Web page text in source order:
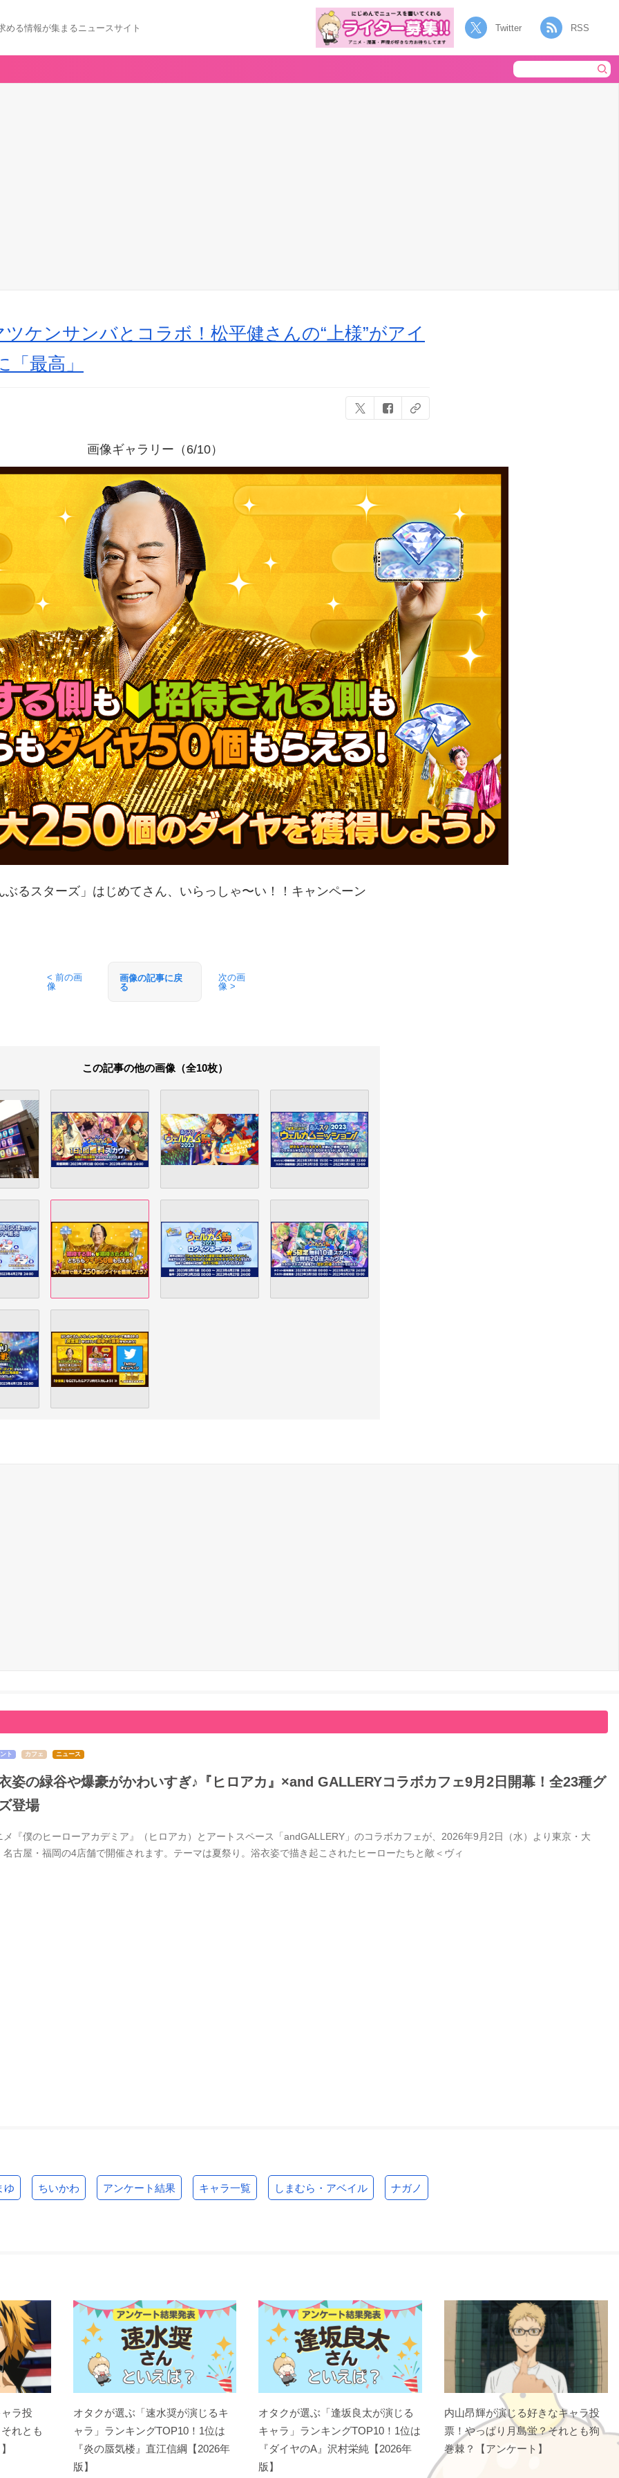
める情報が集まるニュースサイト Twitter RSS
ケンサンバとコラボ！松平健さんの“上様”がアイ
最高」
画像ギャラリー（6/10）
ぶるスターズ」はじめてさん、いらっしゃ〜い！！キャンペーン
< 前の画
像
画像の記事に戻
る
次の画
像 >
この記事の他の画像（全10枚）
ト カフェ ニュース
姿の緑谷や爆豪がかわいすぎ♪『ヒロアカ』×and GALLERYコラボカフェ9月2日開幕！全23種グ
登場
メ『僕のヒーローアカデミア』（ヒロアカ）とアートスペース「andGALLERY」のコラボカフェが、2026年9月2日（水）より東京・大
名古屋・福岡の4店舗で開催されます。テーマは夏祭り。浴衣姿で描き起こされたヒーローたちと敵＜ヴィ
ゆ ちいかわ アンケート結果 キャラ一覧 しまむら・アベイル ナガノ
ラ投
れとも
オタクが選ぶ「速水奨が演じるキ
ャラ」ランキングTOP10！1位は
『炎の蜃気楼』直江信綱【2026年
版】
オタクが選ぶ「逢坂良太が演じる
キャラ」ランキングTOP10！1位は
『ダイヤのA』沢村栄純【2026年
版】
内山昂輝が演じる好きなキャラ投
票！やっぱり月島蛍？それとも狗
巻棘？【アンケート】